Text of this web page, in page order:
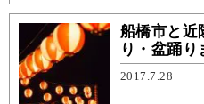
船橋市と近
り・盆踊り
2017.7.28